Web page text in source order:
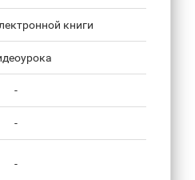
книги
-
-
-